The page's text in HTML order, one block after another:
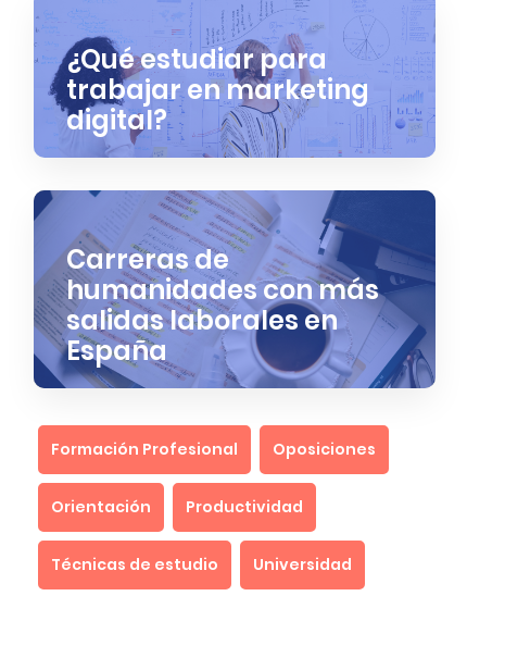
¿Qué estudiar para
trabajar en marketing
digital?
Carreras de
humanidades con más
salidas laborales en
España
Formación Profesional Oposiciones
Orientación Productividad
Técnicas de estudio Universidad